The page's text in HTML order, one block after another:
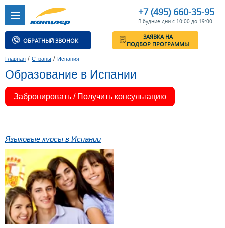
+7 (495) 660-35-95
В будние дни с 10:00 до 19:00
ОБРАТНЫЙ ЗВОНОК
ЗАЯВКА НА
ПОДБОР ПРОГРАММЫ
Главная / Страны / Испания
Образование в Испании
Забронировать / Получить консультацию
Языковые курсы в Испании